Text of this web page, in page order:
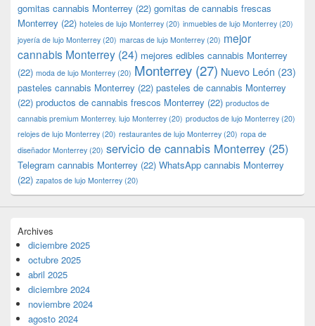
gomitas cannabis Monterrey (22) gomitas de cannabis frescas
Monterrey (22) hoteles de lujo Monterrey (20) inmuebles de lujo Monterrey (20)
joyería de lujo Monterrey (20) marcas de lujo Monterrey (20) mejor
cannabis Monterrey (24) mejores edibles cannabis Monterrey
(22) moda de lujo Monterrey (20) Monterrey (27) Nuevo León (23)
pasteles cannabis Monterrey (22) pasteles de cannabis Monterrey
(22) productos de cannabis frescos Monterrey (22) productos de
cannabis premium Monterrey. lujo Monterrey (20) productos de lujo Monterrey (20)
relojes de lujo Monterrey (20) restaurantes de lujo Monterrey (20) ropa de
diseñador Monterrey (20) servicio de cannabis Monterrey (25)
Telegram cannabis Monterrey (22) WhatsApp cannabis Monterrey
(22) zapatos de lujo Monterrey (20)
Archives
diciembre 2025
octubre 2025
abril 2025
diciembre 2024
noviembre 2024
agosto 2024